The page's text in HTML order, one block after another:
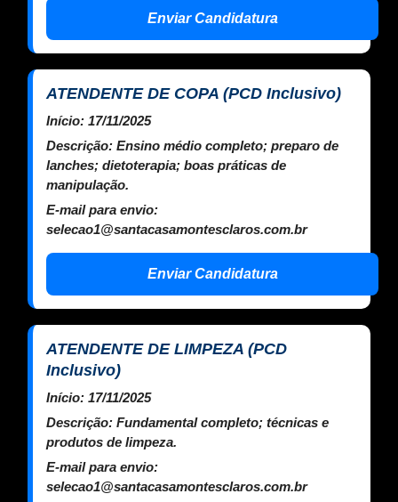
Enviar Candidatura
ATENDENTE DE COPA (PCD Inclusivo)
Início: 17/11/2025
Descrição: Ensino médio completo; preparo de
lanches; dietoterapia; boas práticas de
manipulação.
E-mail para envio:
selecao1@santacasamontesclaros.com.br
Enviar Candidatura
ATENDENTE DE LIMPEZA (PCD
Inclusivo)
Início: 17/11/2025
Descrição: Fundamental completo; técnicas e
produtos de limpeza.
E-mail para envio:
selecao1@santacasamontesclaros.com.br